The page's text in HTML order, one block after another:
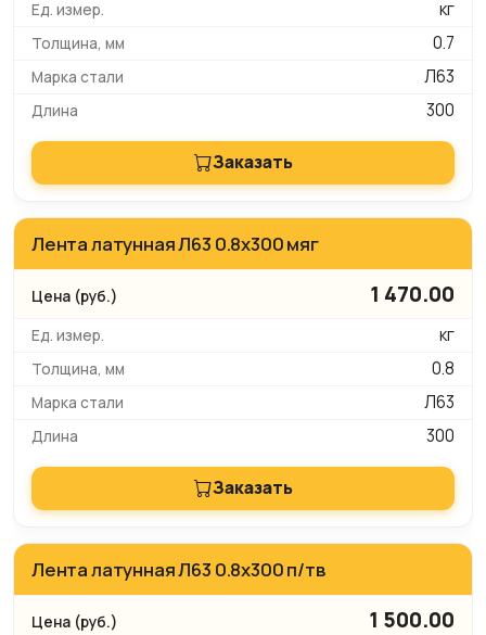
кг
0.7
Л63
300
Заказать
Лента латунная Л63 0.8х300 мяг
1 470.00
кг
0.8
Л63
300
Заказать
Лента латунная Л63 0.8х300 п/тв
1 500.00